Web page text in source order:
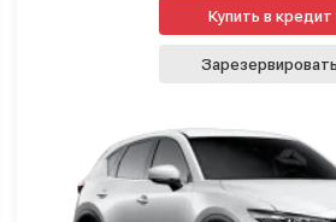
Купить в кредит
Зарезервировать